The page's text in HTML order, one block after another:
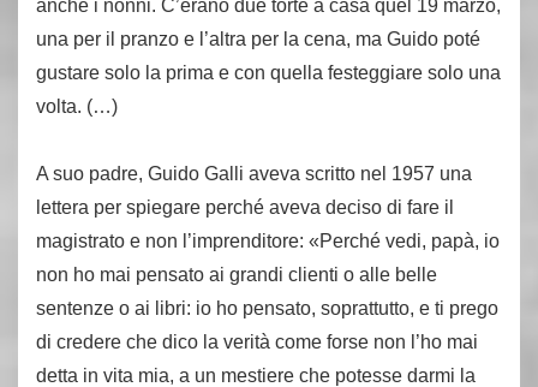
anche i nonni. C’erano due torte a casa quel 19 marzo,
una per il pranzo e l’altra per la cena, ma Guido poté
gustare solo la prima e con quella festeggiare solo una
volta. (…)
A suo padre, Guido Galli aveva scritto nel 1957 una
lettera per spiegare perché aveva deciso di fare il
magistrato e non l’imprenditore: «Perché vedi, papà, io
non ho mai pensato ai grandi clienti o alle belle
sentenze o ai libri: io ho pensato, soprattutto, e ti prego
di credere che dico la verità come forse non l’ho mai
detta in vita mia, a un mestiere che potesse darmi la